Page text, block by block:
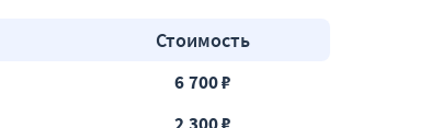
Стоимость
6 700 ₽